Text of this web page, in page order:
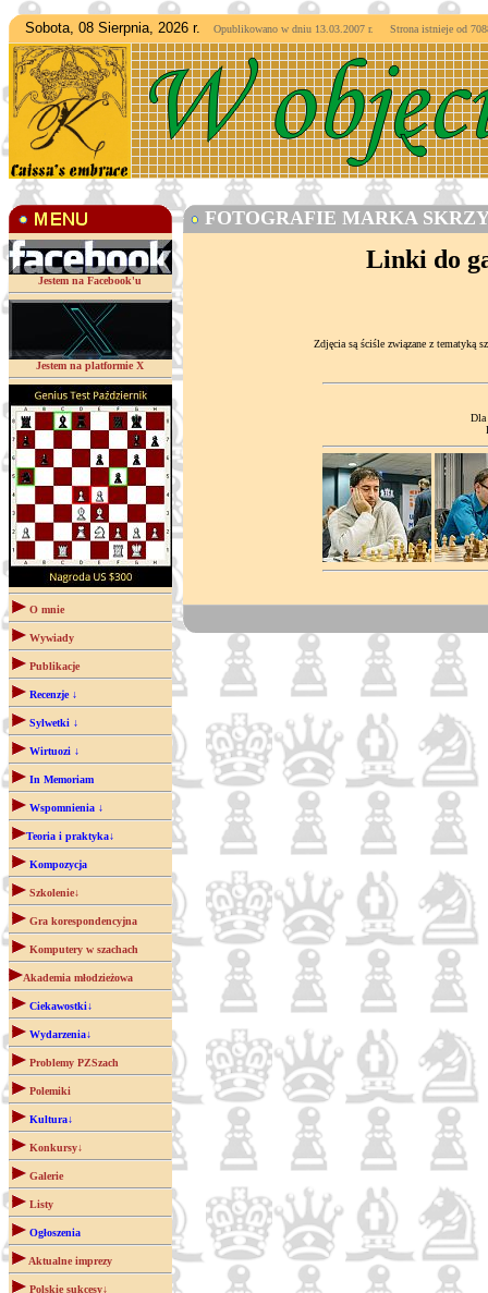
Sobota, 08 Sierpnia, 2026 r. Opublikowano w dniu 13.03.2007 r. Strona istnieje od
Jestem na Facebook'u
Jestem na platformie X
O mnie
Wywiady
Publikacje
Recenzje ↓
Sylwetki ↓
Wirtuozi ↓
In Memoriam
Wspomnienia ↓
Teoria i praktyka↓
Kompozycja
Szkolenie↓
Gra korespondencyjna
Komputery w szachach
Akademia młodzieżowa
Ciekawostki↓
Wydarzenia↓
Problemy PZSzach
Polemiki
Kultura↓
Konkursy↓
Galerie
Listy
Ogłoszenia
Aktualne imprezy
Polskie sukcesy↓
FOTOGRAFIE MARKA
Linki do
Zdjęcia są ściśle związane z tematyką